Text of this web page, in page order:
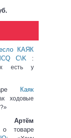
КАЯК
C\K :
есть у
Каяк
ходовые
Артём
товаре